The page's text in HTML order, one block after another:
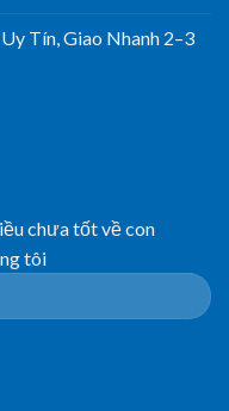
Tín, Giao Nhanh 2–3
chưa tốt về con
tôi